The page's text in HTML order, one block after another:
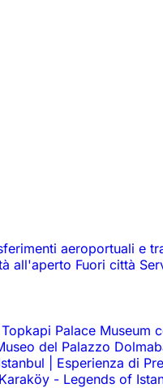
aeroportuali e
all'aperto Fuori città
Palace Museum
del Palazzo
| Esperienza di
- Legends of